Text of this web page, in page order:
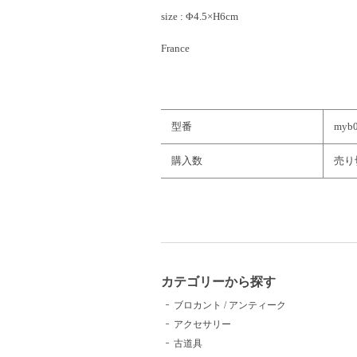
size : Φ4.5×H6cm
France
型番
購入数 売り
カテゴリーから探す
ブロカント / アンティーク
アクセサリー
古道具